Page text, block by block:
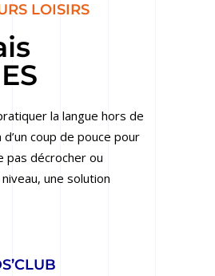
LOISIRS
la langue hors de
d’un coup de pouce pour
pas décrocher ou
une solution